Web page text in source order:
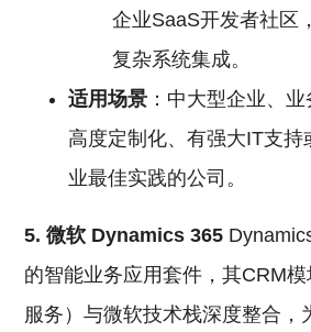
企业SaaS开发者社区
复杂系统集成。
适用场景 ：中大型企业、
高度定制化、有强大IT支持
业最佳实践的公司。
5. 微软 Dynamics 365
的智能业务应用套件，其CRM
服务）与微软技术栈深度整合，